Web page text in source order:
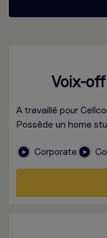
Voix-
A travaillé pour
Possède un home
Corporate